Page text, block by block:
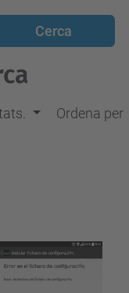
Ordena per